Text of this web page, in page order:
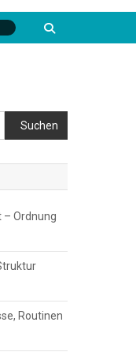
Suchen
– Ordnung
Routinen